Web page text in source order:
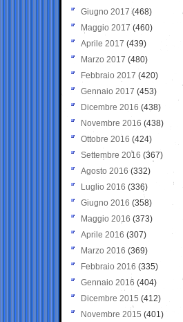
Giugno 2017 (468)
Maggio 2017 (460)
Aprile 2017 (439)
Marzo 2017 (480)
Febbraio 2017 (420)
Gennaio 2017 (453)
Dicembre 2016 (438)
Novembre 2016 (438)
Ottobre 2016 (424)
Settembre 2016 (367)
Agosto 2016 (332)
Luglio 2016 (336)
Giugno 2016 (358)
Maggio 2016 (373)
Aprile 2016 (307)
Marzo 2016 (369)
Febbraio 2016 (335)
Gennaio 2016 (404)
Dicembre 2015 (412)
Novembre 2015 (401)